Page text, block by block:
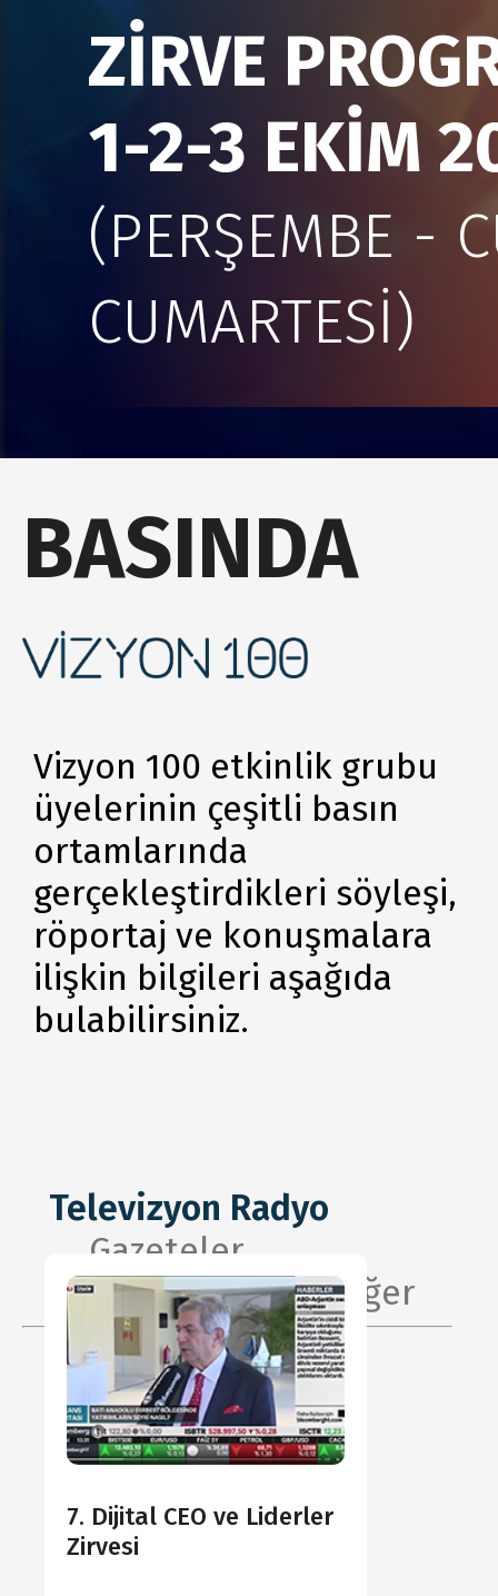
ZİRVE
1-2-3 EKİM
(PERŞEMBE -
CUMARTESİ)
BASINDA
Vizyon 100 etkinlik grubu
üyelerinin çeşitli basın
ortamlarında
gerçekleştirdikleri söyleşi,
röportaj ve konuşmalara
ilişkin bilgileri aşağıda
bulabilirsiniz.
Televizyon Radyo
Gazeteler
Dergiler
Diğer
7. Dijital CEO ve Liderler
Zirvesi